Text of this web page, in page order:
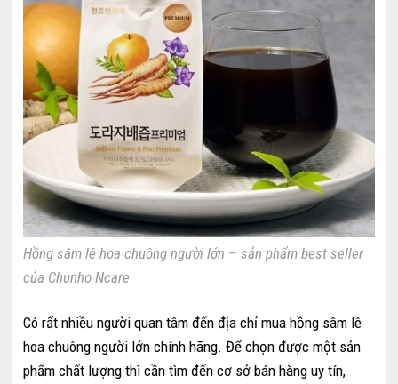
Hồng sâm lê hoa chuông người lớn – sản phẩm best seller
của Chunho Ncare
Có rất nhiều người quan tâm đến địa chỉ mua hồng sâm lê
hoa chuông người lớn chính hãng. Để chọn được một sản
phẩm chất lượng thì cần tìm đến cơ sở bán hàng uy tín,